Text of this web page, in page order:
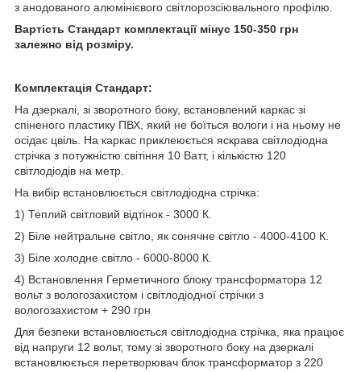
з анодованого алюмінієвого світлорозсіювального профілю.
Вартість Стандарт комплектації мінус 150-350 грн
залежно від розміру.
Комплектація Стандарт:
На дзеркалі, зі зворотного боку, встановлений каркас зі
спіненого пластику ПВХ, який не боїться вологи і на ньому не
осідає цвіль. На каркас приклеюється яскрава світлодіодна
стрічка з потужністю світіння 10 Ватт, і кількістю 120
світлодіодів на метр.
На вибір встановлюється світлодіодна стрічка:
1) Теплий світловий відтінок - 3000 К.
2) Біле нейтральне світло, як сонячне світло - 4000-4100 К.
3) Біле холодне світло - 6000-8000 К.
4) Встановлення Герметичного блоку трансформатора 12
вольт з вологозахистом і світлодіодної стрічки з
вологозахистом + 290 грн
Для безпеки встановлюється світлодіодна стрічка, яка працює
від напруги 12 вольт, тому зі зворотного боку на дзеркалі
встановлюється перетворювач блок трансформатор з 220